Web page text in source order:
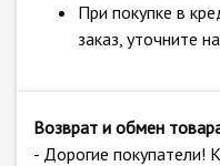
При покупке в
заказ, уточните
Возврат и обмен
- Дорогие покупатели!